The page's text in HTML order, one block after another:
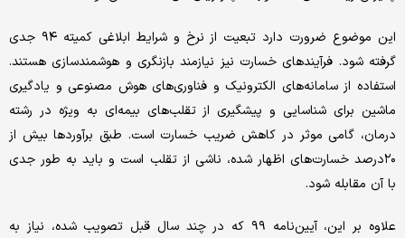
این موضوع ضرورت دارد تبعیت از نرخ و شرایط ابلاغی کمیته ۹۴ جدی
گرفته شود. فرآیندهای خسارت نیز نیازمند بازنگری و هوشمندسازی هستند.
استفاده از سامانه‌های الکترونیک و فناوری‌های هوش مصنوعی و یادگیری
ماشین برای شناسایی و پیشگیری از تقلب‌های بیمه‌ای به ویژه در رشته
درمان، گامی موثر در کاهش ضریب خسارت است. طبق برآوردها بیش از
۲۰درصد خسارت‌های اظهار شده، ناشی از تقلب است و باید به طور جدی
با آن مقابله شود.
علاوه بر این، آیین‌نامه ۹۹ که در چند سال قبل تصویب شده، نیاز به